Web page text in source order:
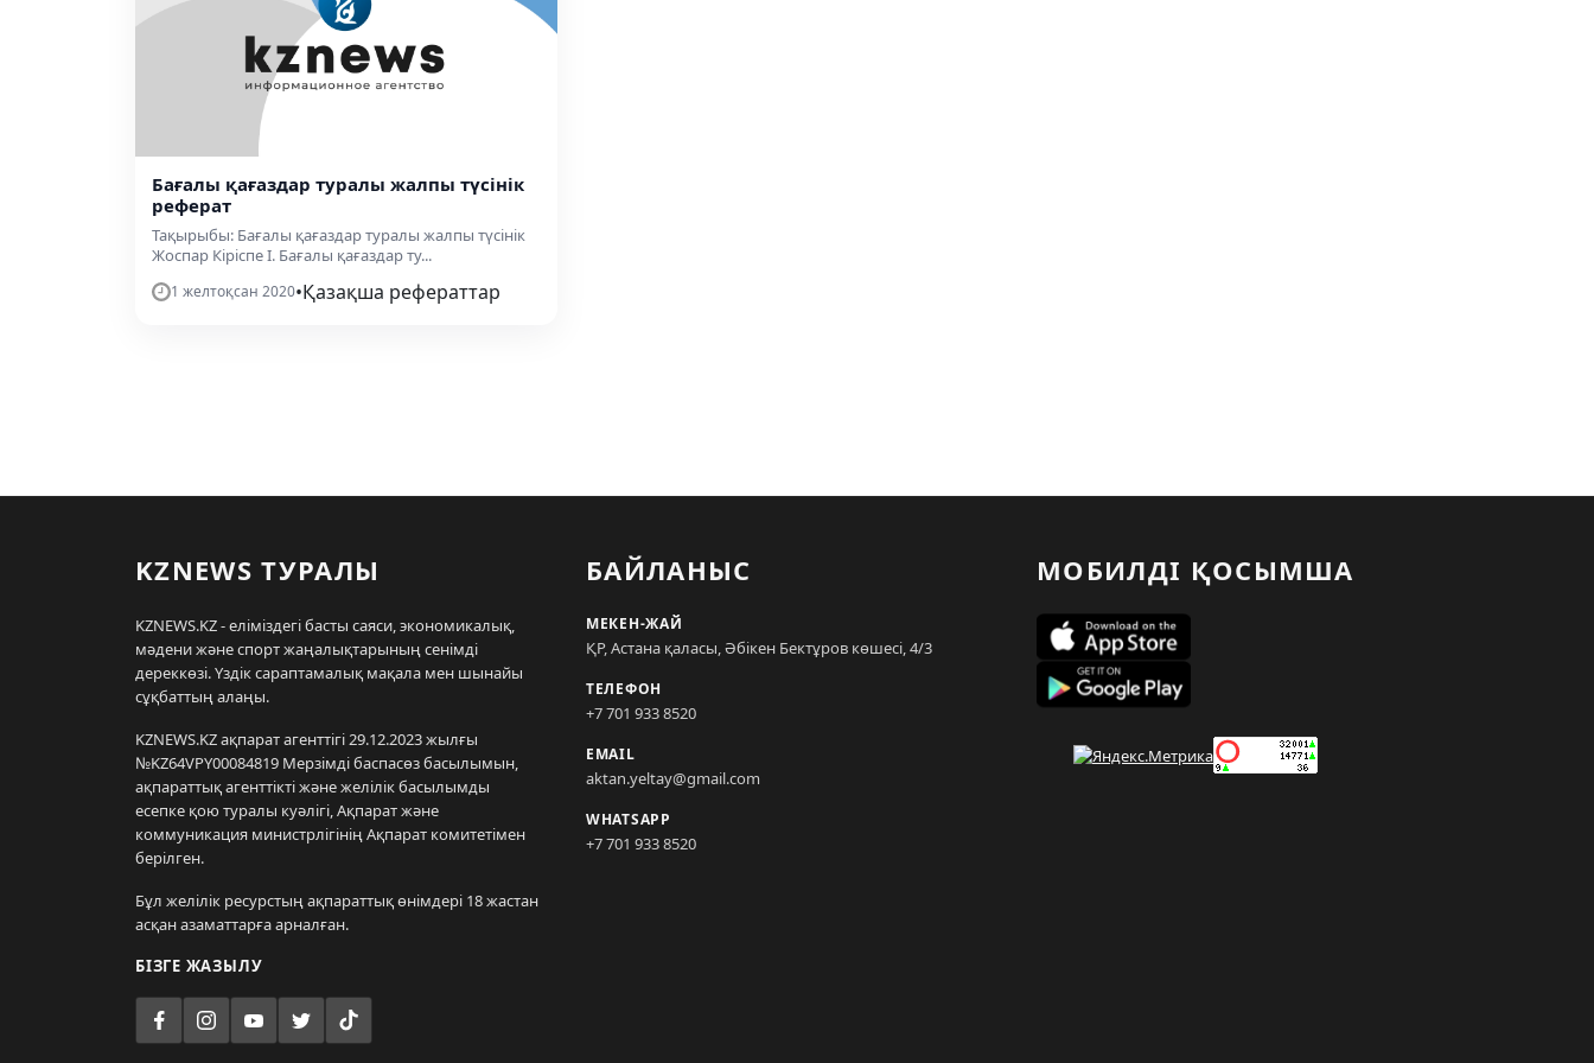
Бағалы қағаздар туралы жалпы түсінік
реферат
Тақырыбы: Бағалы қағаздар туралы жалпы түсінік
Жоспар Кіріспе I. Бағалы қағаздар ту...
1 желтоқсан 2020•Қазақша рефераттар
KZNEWS ТУРАЛЫ
KZNEWS.KZ - еліміздегі басты саяси, экономикалық,
мәдени және спорт жаңалықтарының сенімді
дереккөзі. Үздік сараптамалық мақала мен шынайы
сұқбаттың алаңы.
KZNEWS.KZ ақпарат агенттігі 29.12.2023 жылғы
№KZ64VPY00084819 Мерзімді баспасөз басылымын,
ақпараттық агенттікті және желілік басылымды
есепке қою туралы куәлігі, Ақпарат және
коммуникация министрлігінің Ақпарат комитетімен
берілген.
Бұл желілік ресурстың ақпараттық өнімдері 18 жастан
асқан азаматтарға арналған.
БІЗГЕ ЖАЗЫЛУ
БАЙЛАНЫС
МЕКЕН-ЖАЙ
ҚР, Астана қаласы, Әбікен Бектұров көшесі, 4/3
ТЕЛЕФОН
+7 701 933 8520
EMAIL
aktan.yeltay@gmail.com
WHATSAPP
+7 701 933 8520
МОБИЛДІ ҚОСЫМША